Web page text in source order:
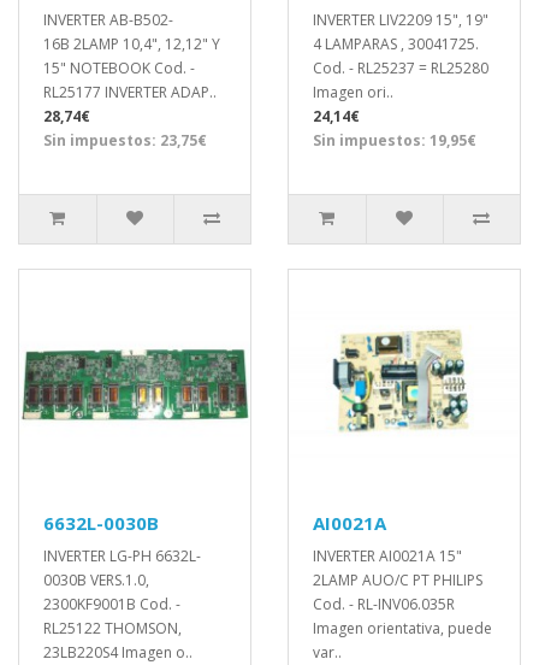
INVERTER AB-B502-
16B 2LAMP 10,4", 12,12" Y
15" NOTEBOOK Cod. -
RL25177 INVERTER ADAP..
28,74€
Sin impuestos: 23,75€
INVERTER LIV2209 15", 19"
4 LAMPARAS , 30041725.
Cod. - RL25237 = RL25280
Imagen ori..
24,14€
Sin impuestos: 19,95€
6632L-0030B
INVERTER LG-PH 6632L-
0030B VERS.1.0,
2300KF9001B Cod. -
RL25122 THOMSON,
23LB220S4 Imagen o..
AI0021A
INVERTER AI0021A 15"
2LAMP AUO/C PT PHILIPS
Cod. - RL-INV06.035R
Imagen orientativa, puede
var..